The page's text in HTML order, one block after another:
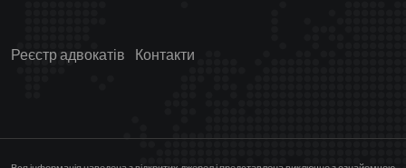
Реєстр адвокатів Контакти